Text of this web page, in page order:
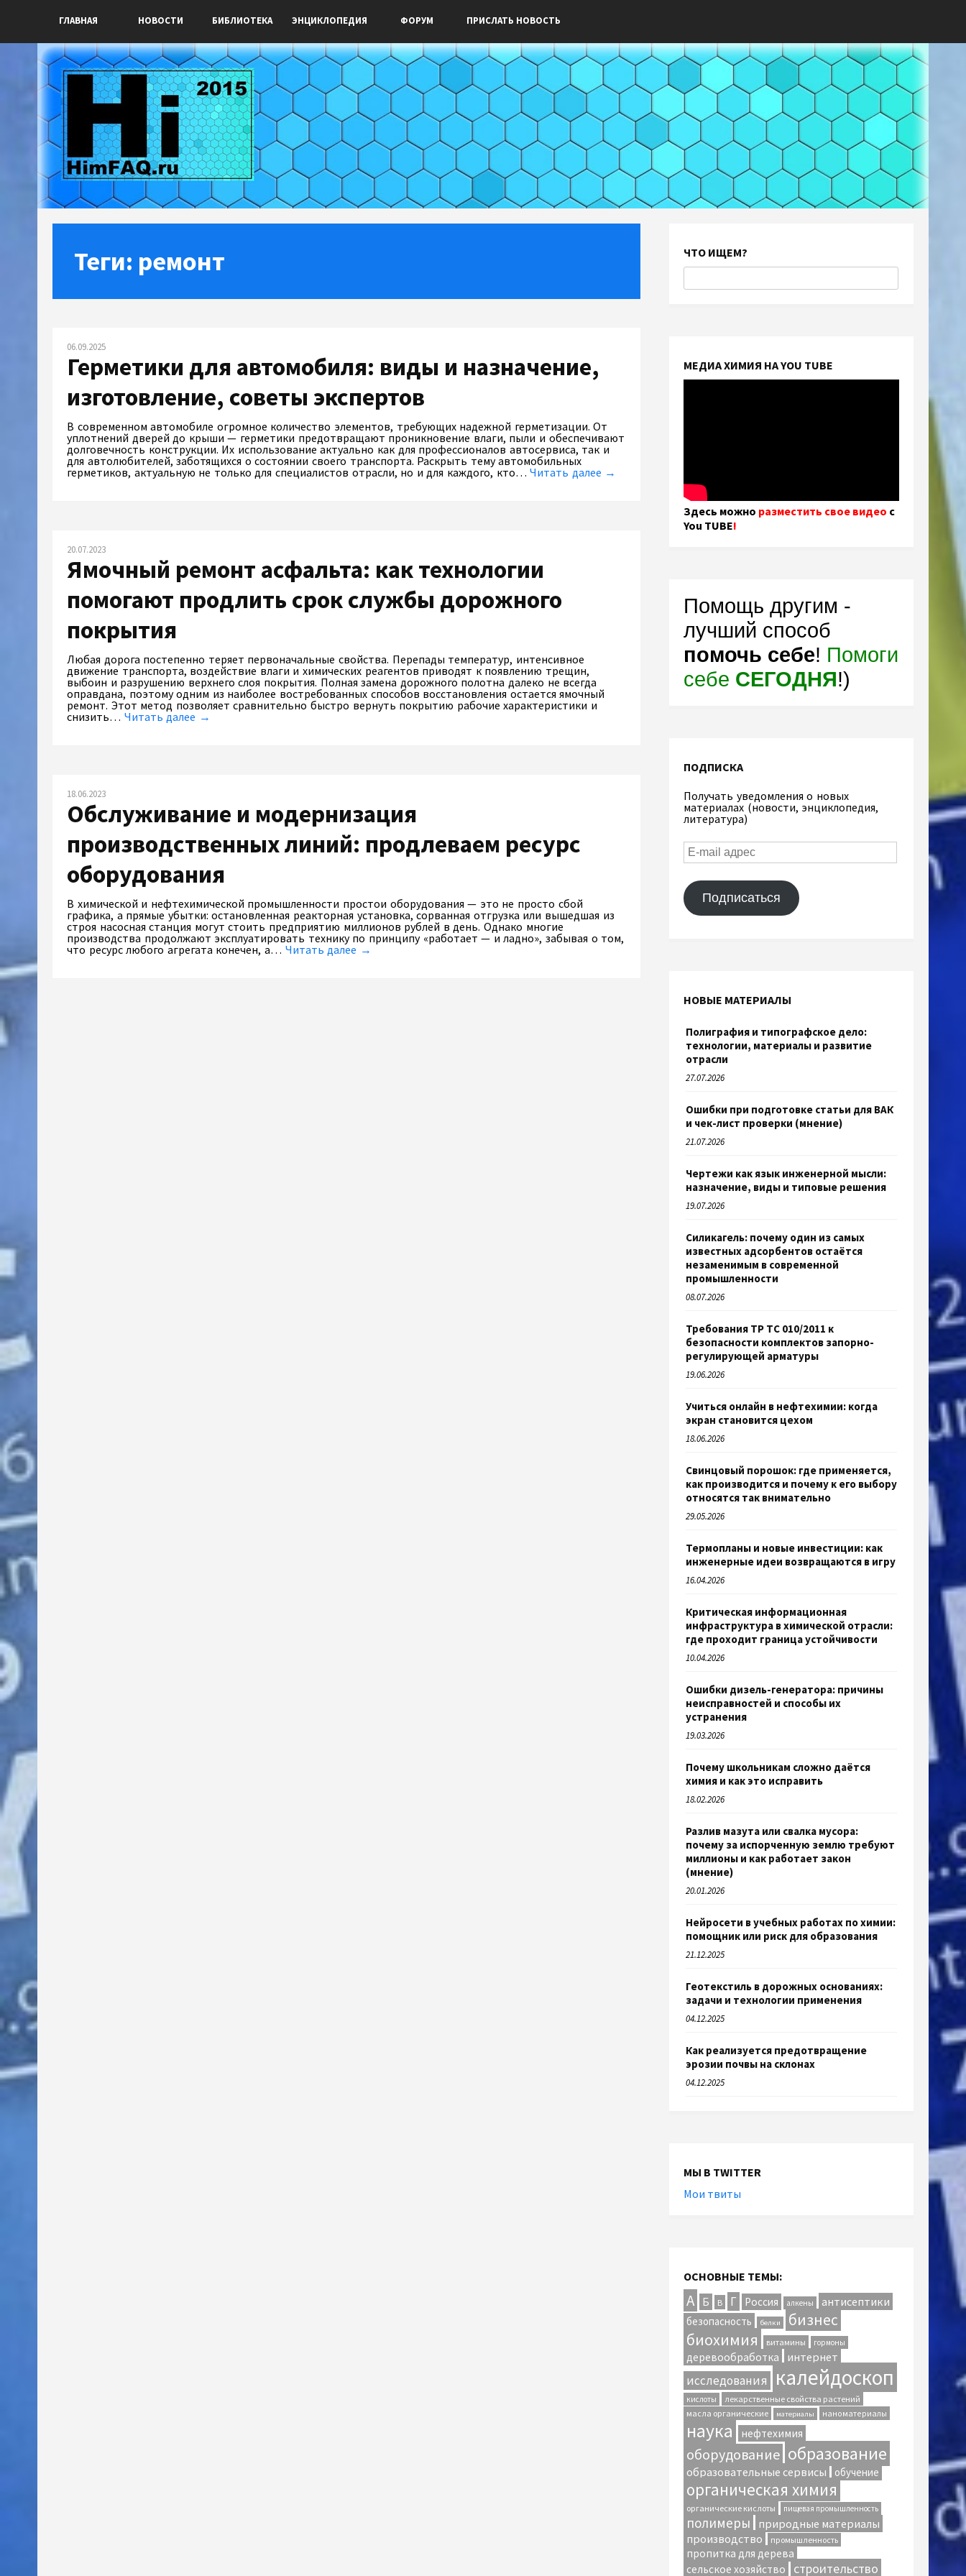
ГЛАВНАЯ НОВОСТИ БИБЛИОТЕКА ЭНЦИКЛОПЕДИЯ ФОРУМ ПРИСЛАТЬ НОВОСТЬ
Теги: ремонт
06.09.2025
Герметики для автомобиля: виды и назначение,
изготовление, советы экспертов
В современном автомобиле огромное количество элементов, требующих надежной герметизации. От
уплотнений дверей до крыши — герметики предотвращают проникновение влаги, пыли и обеспечивают
долговечность конструкции. Их использование актуально как для профессионалов автосервиса, так и
для автолюбителей, заботящихся о состоянии своего транспорта. Раскрыть тему автомобильных
герметиков, актуальную не только для специалистов отрасли, но и для каждого, кто…Читать далее →
20.07.2023
Ямочный ремонт асфальта: как технологии
помогают продлить срок службы дорожного
покрытия
Любая дорога постепенно теряет первоначальные свойства. Перепады температур, интенсивное
движение транспорта, воздействие влаги и химических реагентов приводят к появлению трещин,
выбоин и разрушению верхнего слоя покрытия. Полная замена дорожного полотна далеко не всегда
оправдана, поэтому одним из наиболее востребованных способов восстановления остается ямочный
ремонт. Этот метод позволяет сравнительно быстро вернуть покрытию рабочие характеристики и
снизить… Читать далее →
18.06.2023
Обслуживание и модернизация
производственных линий: продлеваем ресурс
оборудования
В химической и нефтехимической промышленности простои оборудования — это не просто сбой
графика, а прямые убытки: остановленная реакторная установка, сорванная отгрузка или вышедшая из
строя насосная станция могут стоить предприятию миллионов рублей в день. Однако многие
производства продолжают эксплуатировать технику по принципу «работает — и ладно», забывая о том,
что ресурс любого агрегата конечен, а… Читать далее →
ЧТО ИЩЕМ?
МЕДИА ХИМИЯ НА YOU TUBE
Здесь можно разместить свое видео с
You TUBE!
Помощь другим -
лучший способ
помочь себе! Помоги
себе СЕГОДНЯ!)
ПОДПИСКА
Получать уведомления о новых
материалах (новости, энциклопедия,
литература)
Подписаться
НОВЫЕ МАТЕРИАЛЫ
Полиграфия и типографское дело:
технологии, материалы и развитие
отрасли
27.07.2026
Ошибки при подготовке статьи для ВАК
и чек-лист проверки (мнение)
21.07.2026
Чертежи как язык инженерной мысли:
назначение, виды и типовые решения
19.07.2026
Силикагель: почему один из самых
известных адсорбентов остаётся
незаменимым в современной
промышленности
08.07.2026
Требования ТР ТС 010/2011 к
безопасности комплектов запорно-
регулирующей арматуры
19.06.2026
Учиться онлайн в нефтехимии: когда
экран становится цехом
18.06.2026
Свинцовый порошок: где применяется,
как производится и почему к его выбору
относятся так внимательно
29.05.2026
Термопланы и новые инвестиции: как
инженерные идеи возвращаются в игру
16.04.2026
Критическая информационная
инфраструктура в химической отрасли:
где проходит граница устойчивости
10.04.2026
Ошибки дизель-генератора: причины
неисправностей и способы их
устранения
19.03.2026
Почему школьникам сложно даётся
химия и как это исправить
18.02.2026
Разлив мазута или свалка мусора:
почему за испорченную землю требуют
миллионы и как работает закон
(мнение)
20.01.2026
Нейросети в учебных работах по химии:
помощник или риск для образования
21.12.2025
Геотекстиль в дорожных основаниях:
задачи и технологии применения
04.12.2025
Как реализуется предотвращение
эрозии почвы на склонах
04.12.2025
МЫ В TWITTER
Мои твиты
ОСНОВНЫЕ ТЕМЫ:
А Б В Г Россия алкены антисептики
безопасность белки бизнес
биохимия витамины гормоны
деревообработка интернет
исследования калейдоскоп
кислоты
лекарственные свойства растений
масла органические
материалы наноматериалы
наука нефтехимия
оборудование образование
образовательные сервисы обучение
органическая химия
органические кислоты пищевая промышленность
полимеры
природные материалы
производство
промышленность
пропитка для дерева
сельское хозяйство
строительство